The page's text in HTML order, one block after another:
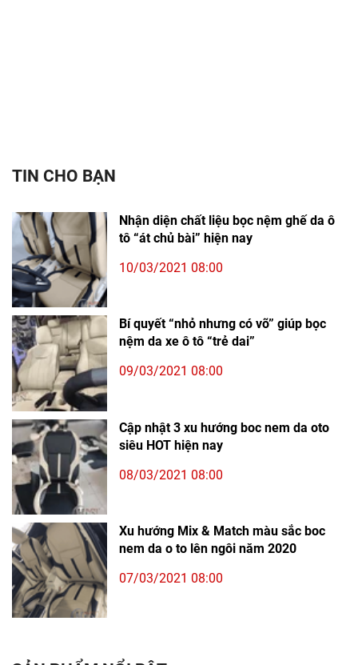
TIN CHO BẠN
Nhận diện chất liệu bọc nệm ghế da ô
tô “át chủ bài” hiện nay
10/03/2021 08:00
Bí quyết “nhỏ nhưng có võ” giúp bọc
nệm da xe ô tô “trẻ dai”
09/03/2021 08:00
Cập nhật 3 xu hướng boc nem da oto
siêu HOT hiện nay
08/03/2021 08:00
Xu hướng Mix & Match màu sắc boc
nem da o to lên ngôi năm 2020
07/03/2021 08:00